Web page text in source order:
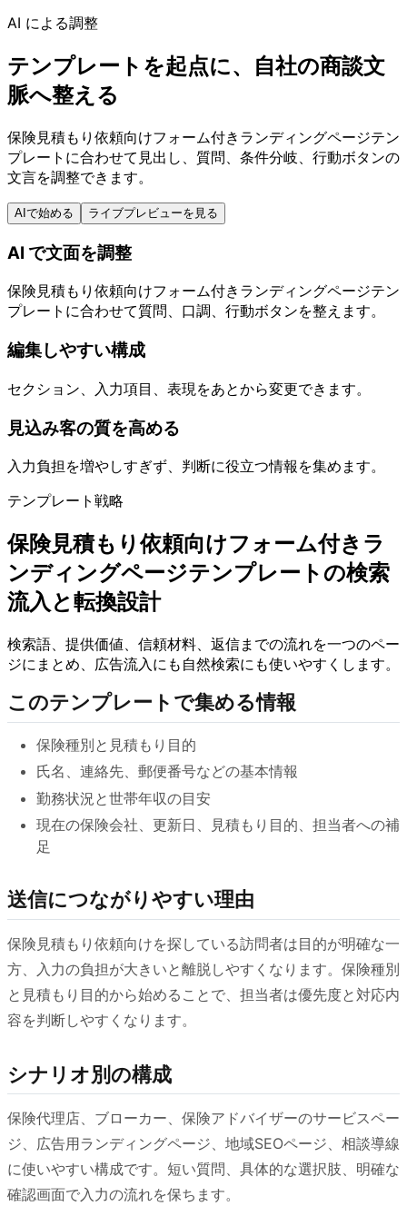
AI による調整
テンプレートを起点に、自社の商談文
脈へ整える
保険見積もり依頼向けフォーム付きランディングページテン
プレートに合わせて見出し、質問、条件分岐、行動ボタンの
文言を調整できます。
AIで始める ライブプレビューを見る
AI で文面を調整
保険見積もり依頼向けフォーム付きランディングページテン
プレートに合わせて質問、口調、行動ボタンを整えます。
編集しやすい構成
セクション、入力項目、表現をあとから変更できます。
見込み客の質を高める
入力負担を増やしすぎず、判断に役立つ情報を集めます。
テンプレート戦略
保険見積もり依頼向けフォーム付きラ
ンディングページテンプレートの検索
流入と転換設計
検索語、提供価値、信頼材料、返信までの流れを一つのペー
ジにまとめ、広告流入にも自然検索にも使いやすくします。
このテンプレートで集める情報
保険種別と見積もり目的
氏名、連絡先、郵便番号などの基本情報
勤務状況と世帯年収の目安
現在の保険会社、更新日、見積もり目的、担当者への補
足
送信につながりやすい理由
保険見積もり依頼向けを探している訪問者は目的が明確な一
方、入力の負担が大きいと離脱しやすくなります。保険種別
と見積もり目的から始めることで、担当者は優先度と対応内
容を判断しやすくなります。
シナリオ別の構成
保険代理店、ブローカー、保険アドバイザーのサービスペー
ジ、広告用ランディングページ、地域SEOページ、相談導線
に使いやすい構成です。短い質問、具体的な選択肢、明確な
確認画面で入力の流れを保ちます。